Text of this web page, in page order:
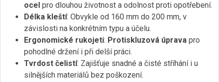
ocel pro dlouhou životnost a odolnost proti opotřebení.
Délka kleští: Obvykle od 160 mm do 200 mm, v
závislosti na konkrétním typu a účelu.
Ergonomické rukojeti: Protiskluzová úprava pro
pohodlné držení i při delší práci.
Tvrdost čelistí: Zajišťuje snadné a čisté stříhání i u
silnějších materiálů bez poškození.